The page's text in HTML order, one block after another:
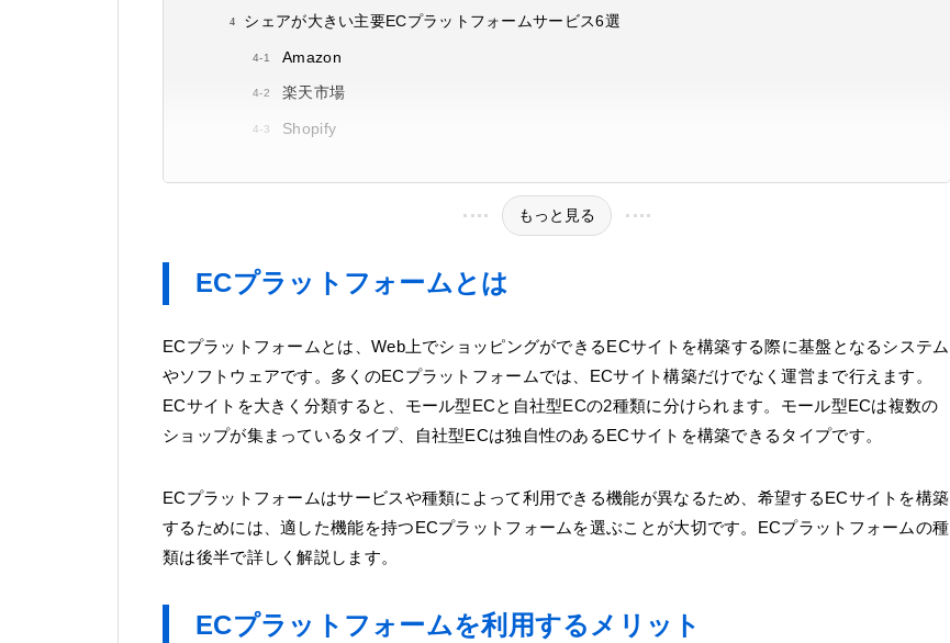
シェアが大きい主要ECプラットフォームサービス6選
Amazon
楽天市場
Shopify
もっと見る
ECプラットフォームとは
ECプラットフォームとは、Web上でショッピングができるECサイトを構築する際に基盤となるシステム
やソフトウェアです。多くのECプラットフォームでは、ECサイト構築だけでなく運営まで行えます。
ECサイトを大きく分類すると、モール型ECと自社型ECの2種類に分けられます。モール型ECは複数の
ショップが集まっているタイプ、自社型ECは独自性のあるECサイトを構築できるタイプです。
ECプラットフォームはサービスや種類によって利用できる機能が異なるため、希望するECサイトを構築
するためには、適した機能を持つECプラットフォームを選ぶことが大切です。ECプラットフォームの種
類は後半で詳しく解説します。
ECプラットフォームを利用するメリット